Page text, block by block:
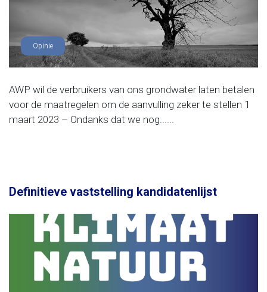
Opinie
AWP wil de verbruikers van ons grondwater laten betalen
voor de maatregelen om de aanvulling zeker te stellen 1
maart 2023 – Ondanks dat we nog......
Definitieve vaststelling kandidatenlijst